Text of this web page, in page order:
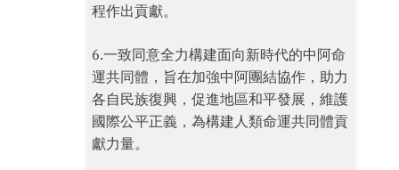
程作出貢獻。
6.一致同意全力構建面向新時代的中阿命
運共同體，旨在加強中阿團結協作，助力
各自民族復興，促進地區和平發展，維護
國際公平正義，為構建人類命運共同體貢
獻力量。